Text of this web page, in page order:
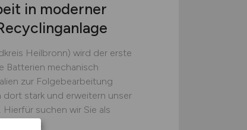
in moderner
Heilbronn) wird der erste
Batterien mechanisch
zur Folgebearbeitung
stark und erweitern unser
suchen wir Sie als
(w/m/d)...